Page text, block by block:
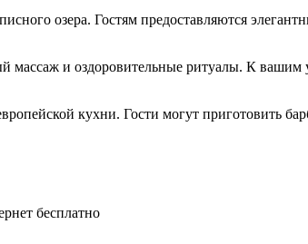
озера. Гостям предоставляются
массаж и оздоровительные ритуалы. К вашим
кухни. Гости могут приготовить
бесплатно